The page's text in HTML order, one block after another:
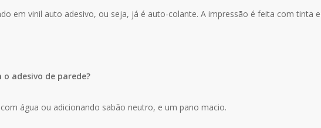
em vinil auto adesivo, ou seja, já é auto-colante. A impressão é feita com tinta
o adesivo de parede?
água ou adicionando sabão neutro, e um pano macio.